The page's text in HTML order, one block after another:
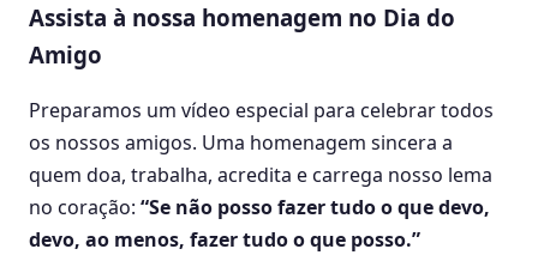
Assista à nossa homenagem no Dia do
Amigo
Preparamos um vídeo especial para celebrar todos
os nossos amigos. Uma homenagem sincera a
quem doa, trabalha, acredita e carrega nosso lema
no coração: “Se não posso fazer tudo o que devo,
devo, ao menos, fazer tudo o que posso.”